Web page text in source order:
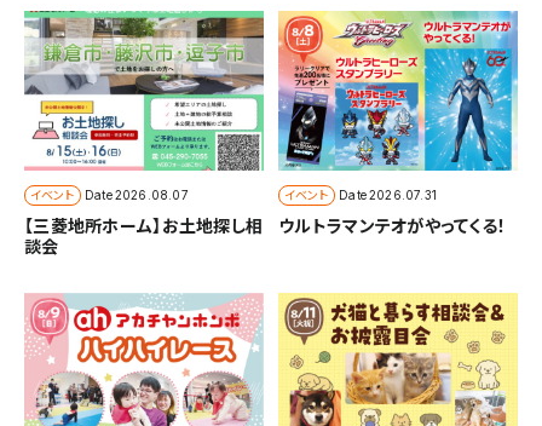
イベント Date2026.08.07
【三菱地所ホーム】お土地探し相
談会
イベント Date2026.07.31
ウルトラマンテオがやってくる！